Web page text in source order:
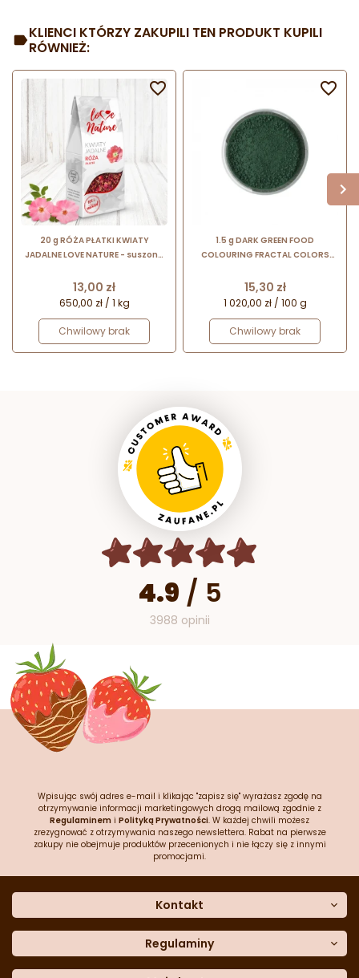
KLIENCI KTÓRZY ZAKUPILI TEN PRODUKT KUPILI
RÓWNIEŻ:
20 g RÓŻA PŁATKI KWIATY
JADALNE LOVE NATURE - suszone
cukierniczych
Cena
13,00 zł
650,00 zł / 1 kg
Chwilowy brak

1.5 g DARK GREEN FOOD
COLOURING FRACTAL COLORS
ciemny zielony
Cena
15,30 zł
1 020,00 zł / 100 g
Chwilowy brak

4.9 / 5
3988 opinii
Wpisując swój adres e-mail i klikając "zapisz się" wyrażasz zgodę na
otrzymywanie informacji marketingowych drogą mailową zgodnie z
Regulaminem i Polityką Prywatności. W każdej chwili możesz
zrezygnować z otrzymywania naszego newslettera. Rabat na pierwsze
zakupy nie obejmuje produktów przecenionych i nie łączy się z innymi
promocjami.
Kontakt
Dane kontaktowe
Często zadawane pytania
Regulaminy